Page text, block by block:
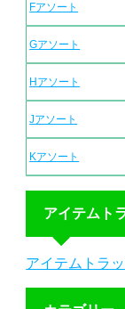
Fアソート
Gアソート
Hアソート
Jアソート
Kアソート
アイテムト
アイテムトラ